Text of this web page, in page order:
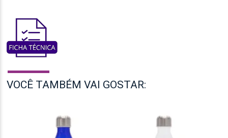
VOCÊ TAMBÉM VAI GOSTAR: